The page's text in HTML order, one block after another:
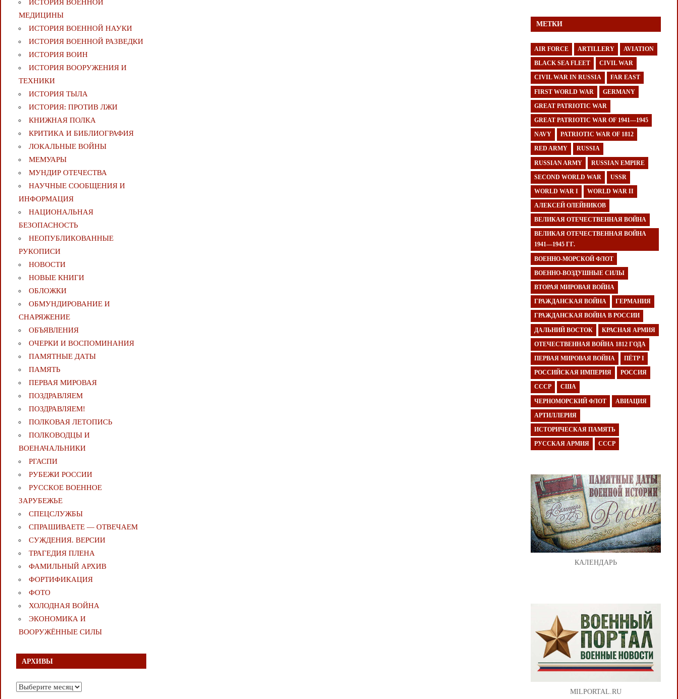
ИСТОРИЯ ВОЕННОЙ
МЕДИЦИНЫ
ИСТОРИЯ ВОЕННОЙ НАУКИ
ИСТОРИЯ ВОЕННОЙ РАЗВЕДКИ
ИСТОРИЯ ВОИН
ИСТОРИЯ ВООРУЖЕНИЯ И
ТЕХНИКИ
ИСТОРИЯ ТЫЛА
ИСТОРИЯ: ПРОТИВ ЛЖИ
КНИЖНАЯ ПОЛКА
КРИТИКА И БИБЛИОГРАФИЯ
ЛОКАЛЬНЫЕ ВОЙНЫ
МЕМУАРЫ
МУНДИР ОТЕЧЕСТВА
НАУЧНЫЕ СООБЩЕНИЯ И
ИНФОРМАЦИЯ
НАЦИОНАЛЬНАЯ
БЕЗОПАСНОСТЬ
НЕОПУБЛИКОВАННЫЕ
РУКОПИСИ
НОВОСТИ
НОВЫЕ КНИГИ
ОБЛОЖКИ
ОБМУНДИРОВАНИЕ И
СНАРЯЖЕНИЕ
ОБЪЯВЛЕНИЯ
ОЧЕРКИ И ВОСПОМИНАНИЯ
ПАМЯТНЫЕ ДАТЫ
ПАМЯТЬ
ПЕРВАЯ МИРОВАЯ
ПОЗДРАВЛЯЕМ
ПОЗДРАВЛЯЕМ!
ПОЛКОВАЯ ЛЕТОПИСЬ
ПОЛКОВОДЦЫ И
ВОЕНАЧАЛЬНИКИ
РГАСПИ
РУБЕЖИ РОССИИ
РУССКОЕ ВОЕННОЕ
ЗАРУБЕЖЬЕ
СПЕЦСЛУЖБЫ
СПРАШИВАЕТЕ — ОТВЕЧАЕМ
СУЖДЕНИЯ. ВЕРСИИ
ТРАГЕДИЯ ПЛЕНА
ФАМИЛЬНЫЙ АРХИВ
ФОРТИФИКАЦИЯ
ФОТО
ХОЛОДНАЯ ВОЙНА
ЭКОНОМИКА И
ВООРУЖЁННЫЕ СИЛЫ
АРХИВЫ
Архивы
МЕТКИ
AIR FORCE ARTILLERY AVIATION
BLACK SEA FLEET CIVIL WAR
CIVIL WAR IN RUSSIA FAR EAST
FIRST WORLD WAR GERMANY
GREAT PATRIOTIC WAR
GREAT PATRIOTIC WAR OF 1941—1945
NAVY PATRIOTIC WAR OF 1812
RED ARMY RUSSIA
RUSSIAN ARMY RUSSIAN EMPIRE
SECOND WORLD WAR USSR
WORLD WAR I WORLD WAR II
АЛЕКСЕЙ ОЛЕЙНИКОВ
ВЕЛИКАЯ ОТЕЧЕСТВЕННАЯ ВОЙНА
ВЕЛИКАЯ ОТЕЧЕСТВЕННАЯ ВОЙНА
1941—1945 ГГ.
ВОЕННО-МОРСКОЙ ФЛОТ
ВОЕННО-ВОЗДУШНЫЕ СИЛЫ
ВТОРАЯ МИРОВАЯ ВОЙНА
ГРАЖДАНСКАЯ ВОЙНА ГЕРМАНИЯ
ГРАЖДАНСКАЯ ВОЙНА В РОССИИ
ДАЛЬНИЙ ВОСТОК КРАСНАЯ АРМИЯ
ОТЕЧЕСТВЕННАЯ ВОЙНА 1812 ГОДА
ПЕРВАЯ МИРОВАЯ ВОЙНА ПЁТР I
РОССИЙСКАЯ ИМПЕРИЯ РОССИЯ
СССР США
ЧЕРНОМОРСКИЙ ФЛОТ АВИАЦИЯ
АРТИЛЛЕРИЯ
ИСТОРИЧЕСКАЯ ПАМЯТЬ
РУССКАЯ АРМИЯ СССР
КАЛЕНДАРЬ
MILPORTAL.RU